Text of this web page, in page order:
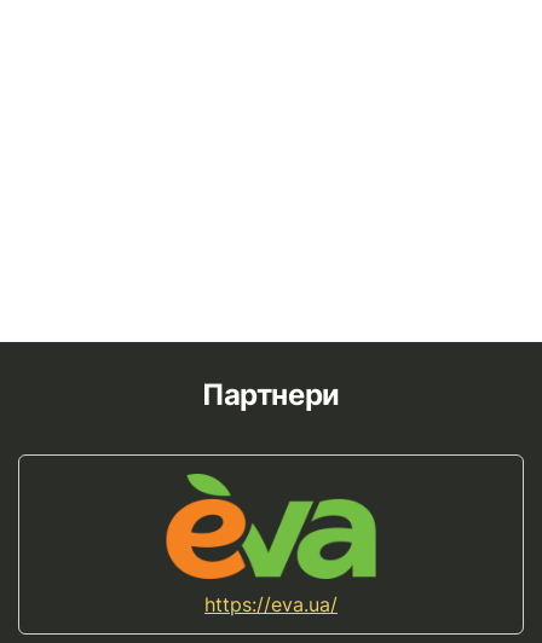
Партнери
https://eva.ua/